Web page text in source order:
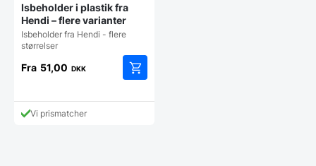
Isbeholder i plastik fra
Hendi – flere varianter
Isbeholder fra Hendi - flere
størrelser
Fra 51,00 DKK
vare
Vi prismatcher